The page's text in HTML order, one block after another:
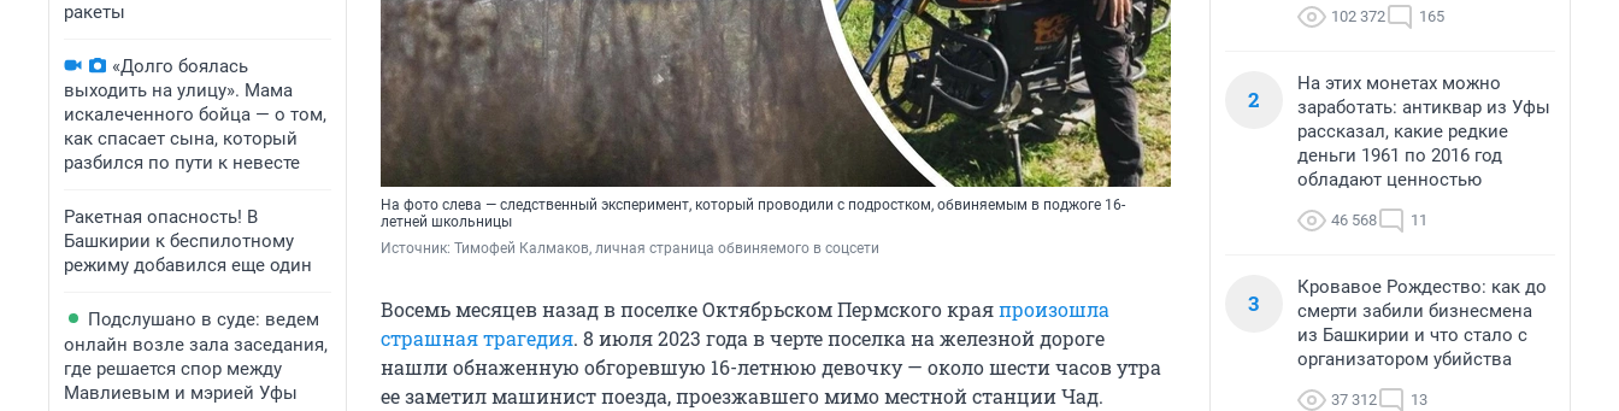
ракеты
«Долго боялась
выходить на улицу». Мама
искалеченного бойца — о том,
как спасает сына, который
разбился по пути к невесте
Ракетная опасность! В
Башкирии к беспилотному
режиму добавился еще один
Подслушано в суде: ведем
онлайн возле зала заседания,
где решается спор между
Мавлиевым и мэрией Уфы
На фото слева — следственный эксперимент, который проводили с подростком, обвиняемым в поджоге 16-
летней школьницы
Источник: Тимофей Калмаков, личная страница обвиняемого в соцсети
Восемь месяцев назад в поселке Октябрьском Пермского краяпроизошла
страшная трагедия. 8 июля 2023 года в черте поселка на железной дороге
нашли обнаженную обгоревшую 16-летнюю девочку — около шести часов утра
ее заметил машинист поезда, проезжавшего мимо местной станции Чад.
102 372 165
2
На этих монетах можно
заработать: антиквар из Уфы
рассказал, какие редкие
деньги 1961 по 2016 год
обладают ценностью
46 568 11
3
Кровавое Рождество: как до
смерти забили бизнесмена
из Башкирии и что стало с
организатором убийства
37 312 13